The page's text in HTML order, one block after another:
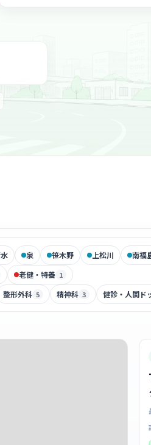
泉 笹木野 上松川 南福
老健・特養 1
整形外科 5 精神科 3 健診・人間ド